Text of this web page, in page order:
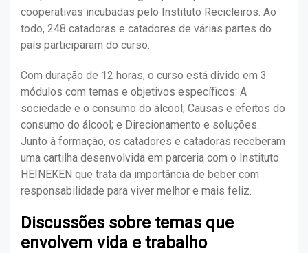
cooperativas incubadas pelo Instituto Recicleiros. Ao
todo, 248 catadoras e catadores de várias partes do
país participaram do curso.
Com duração de 12 horas, o curso está divido em 3
módulos com temas e objetivos específicos: A
sociedade e o consumo do álcool; Causas e efeitos do
consumo do álcool; e Direcionamento e soluções.
Junto à formação, os catadores e catadoras receberam
uma cartilha desenvolvida em parceria com o Instituto
HEINEKEN que trata da importância de beber com
responsabilidade para viver melhor e mais feliz.
Discussões sobre temas que
envolvem vida e trabalho